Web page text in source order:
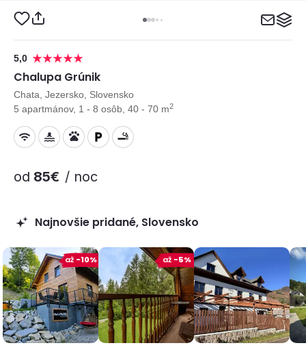
5,0
Chalupa Grúnik
Chata, Jezersko, Slovensko
5 apartmánov, 1 - 8 osôb, 40 - 70 m2
od 85€ / noc
Najnovšie pridané, Slovensko
až -10% až -5%